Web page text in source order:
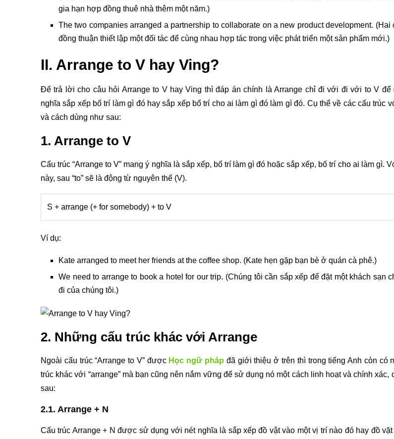
gia hạn hợp đồng thuê nhà thêm một năm.)
The two companies arranged a partnership to collaborate on a new product development. (Hai
đồng thuận thiết lập một đối tác để cùng nhau hợp tác trong việc phát triển một sản phẩm mới.)
II. Arrange to V hay Ving?
Để trả lời cho câu hỏi Arrange to V hay Ving thì đáp án chính là Arrange chỉ đi với đi với to V để
nghĩa sắp xếp bố trí làm gì đó hay sắp xếp bố trí cho ai làm gì đó làm gì đó. Cụ thể về các cấu trúc
và cách dùng như sau:
1. Arrange to V
Cấu trúc “Arrange to V” mang ý nghĩa là sắp xếp, bố trí làm gì đó hoặc sắp xếp, bố trí cho ai làm gì.
này, sau “to” sẽ là động từ nguyên thể (V).
S + arrange (+ for somebody) + to V
Ví dụ:
Kate arranged to meet her friends at the coffee shop. (Kate hẹn gặp bạn bè ở quán cà phê.)
We need to arrange to book a hotel for our trip. (Chúng tôi cần sắp xếp để đặt một khách sạn
đi của chúng tôi.)
2. Những cấu trúc khác với Arrange
Ngoài cấu trúc “Arrange to V” được Học ngữ pháp đã giới thiệu ở trên thì trong tiếng Anh còn có
trúc khác với “arrange” mà bạn cũng nên nắm vững để sử dụng nó một cách linh hoạt và chính xác,
sau:
2.1. Arrange + N
Cấu trúc Arrange + N được sử dụng với nét nghĩa là sắp xếp đồ vật vào một vị trí nào đó hay đồ